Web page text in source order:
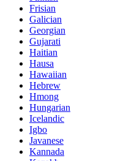
Frisian
Galician
Georgian
Gujarati
Haitian
Hausa
Hawaiian
Hebrew
Hmong
Hungarian
Icelandic
Igbo
Javanese
Kannada